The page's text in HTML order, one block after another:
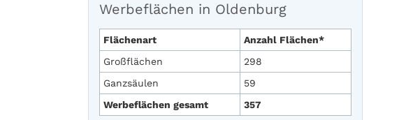
Werbeflächen in Oldenburg
Flächenart
Anzahl Flächen*
Großflächen
298
Ganzsäulen
59
Werbeflächen gesamt
357